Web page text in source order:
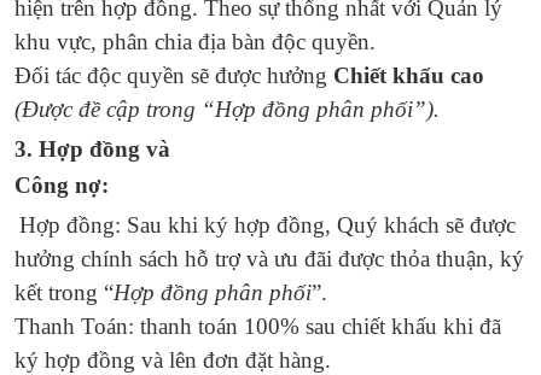
hiện trên hợp đồng. Theo sự thống nhất với Quản lý
khu vực, phân chia địa bàn độc quyền.
Đối tác độc quyền sẽ được hưởng Chiết khấu cao
(Được đề cập trong “Hợp đồng phân phối”).
3. Hợp đồng và
Công nợ:
Hợp đồng: Sau khi ký hợp đồng, Quý khách sẽ được
hưởng chính sách hỗ trợ và ưu đãi được thỏa thuận, ký
kết trong “Hợp đồng phân phối”.
Thanh Toán: thanh toán 100% sau chiết khấu khi đã
ký hợp đồng và lên đơn đặt hàng.